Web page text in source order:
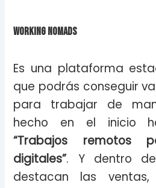
Working Nomads
Es una plataforma
que podrás conseguir
para trabajar de
hecho en el inicio
“Trabajos remotos
digitales”. Y dentro
destacan las ventas,